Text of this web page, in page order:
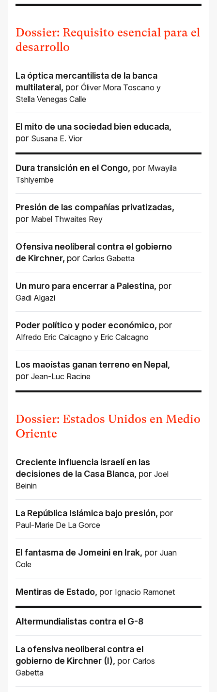
Dossier: Requisito esencial para el
desarrollo
La óptica mercantilista de la banca
multilateral, por Óliver Mora Toscano y
Stella Venegas Calle
El mito de una sociedad bien educada,
por Susana E. Vior
Dura transición en el Congo, por Mwayila
Tshiyembe
Presión de las compañías privatizadas,
por Mabel Thwaites Rey
Ofensiva neoliberal contra el gobierno
de Kirchner, por Carlos Gabetta
Un muro para encerrar a Palestina, por
Gadi Algazi
Poder político y poder económico, por
Alfredo Eric Calcagno y Eric Calcagno
Los maoístas ganan terreno en Nepal,
por Jean-Luc Racine
Dossier: Estados Unidos en Medio
Oriente
Creciente influencia israelí en las
decisiones de la Casa Blanca, por Joel
Beinin
La República Islámica bajo presión, por
Paul-Marie De La Gorce
El fantasma de Jomeini en Irak, por Juan
Cole
Mentiras de Estado, por Ignacio Ramonet
Altermundialistas contra el G-8
La ofensiva neoliberal contra el
gobierno de Kirchner (I), por Carlos
Gabetta